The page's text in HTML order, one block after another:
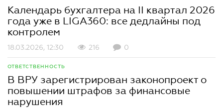
Календарь бухгалтера на II квартал 2026
года уже в LIGA360: все дедлайны под
контролем
18.03.2026, 12:30 216 0
ОТВЕТСТВЕННОСТЬ
В ВРУ зарегистрирован законопроект о
повышении штрафов за финансовые
нарушения